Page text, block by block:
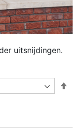
uitsnijdingen.